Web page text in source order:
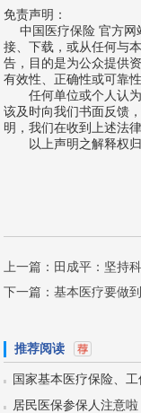
免责声明：
中国医疗保险 官方网
接、下载，或从任何与
告，目的是为公众提供
有效性、正确性或可靠性
任何单位或个人认为
该及时向我们书面反馈
明，我们在收到上述法
以上声明之解释权归
上一篇： 田成平：坚持
下一篇：基本医疗要做
推荐阅读
国家基本医疗保险、
居民医保参保人注意